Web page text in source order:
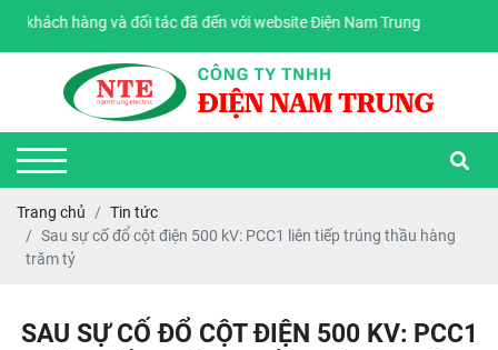
hàng và đối tác đã đến với website Điện Nam Trung
Trang chủ
Tin tức
Sau sự cố đổ cột điện 500 kV: PCC1 liên tiếp trúng thầu hàng
trăm tỷ
SAU SỰ CỐ ĐỔ CỘT ĐIỆN 500 KV: PCC1